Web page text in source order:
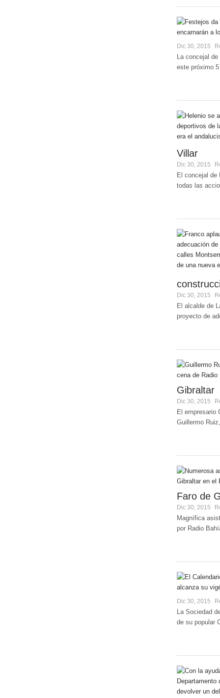
Dic 30, 2015
La concejal
este próximo
Villar
Dic 30, 2015
El concejal de
todas las
Dic 30, 2015
El alcalde de
proyecto de
Gibraltar
Dic 30, 2015
El empresario
Guillermo
Faro de
Dic 30, 2015
Magnífica
por Radio
Dic 30, 2015
La Sociedad
de su popular